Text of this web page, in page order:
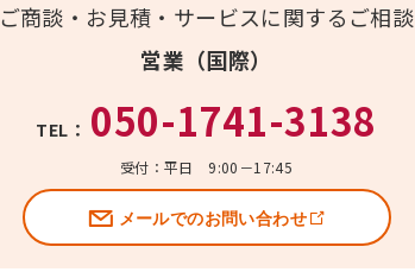
ご商談・お見積・サービスに関するご相談
営業（国際）
TEL： 050-1741-3138
受付：平日 9:00－17:45
メールでのお問い合わせ